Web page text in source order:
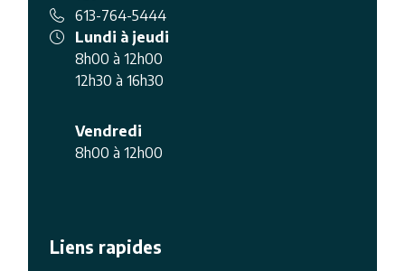
613-764-5444
Lundi à jeudi
8h00 à 12h00
12h30 à 16h30
Vendredi
8h00 à 12h00
Liens rapides